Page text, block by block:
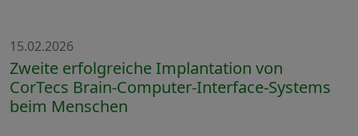
15.02.2026
Zweite erfolgreiche Implantation von
CorTecs Brain-Computer-Interface-Systems
beim Menschen